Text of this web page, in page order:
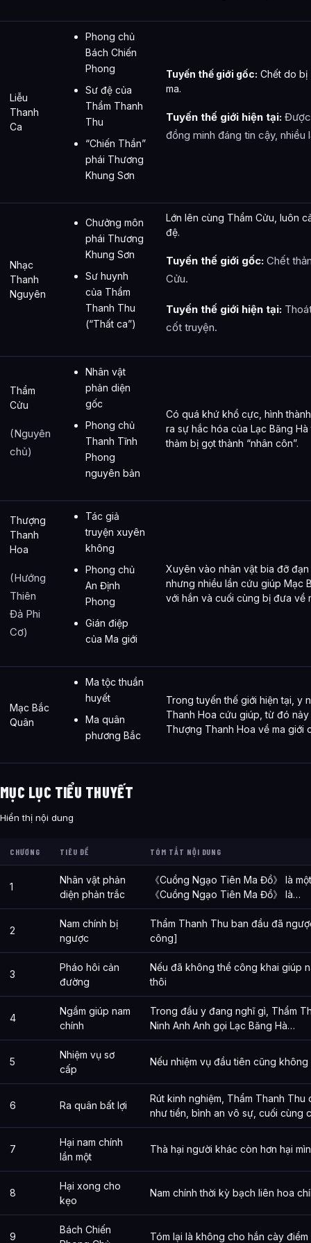
Liễu
Thanh
Ca
Phong chủ
Bách Chiến
Phong
Sư đệ của
Thẩm Thanh
Thu
“Chiến Thần”
phái Thương
Khung Sơn
Tuyến thế giới gốc: Chết do bị
ma.
Tuyến thế giới hiện tại: Được
đồng minh đáng tin cậy, nhiều
Nhạc
Thanh
Nguyên
Chưởng môn
phái Thương
Khung Sơn
Sư huynh
của Thẩm
Thanh Thu
(“Thất ca”)
Lớn lên cùng Thẩm Cửu, luôn
đệ.
Tuyến thế giới gốc: Chết
Cửu.
Tuyến thế giới hiện tại:
cốt truyện.
Thẩm
Cửu
(Nguyên
chủ)
Nhân vật
phản diện
gốc
Phong chủ
Thanh Tĩnh
Phong
nguyên bản
Có quá khứ khổ cực, hình
ra sự hắc hóa của Lạc Băng
thảm bị gọt thành “nhân côn”.
Thượng
Thanh
Hoa
(Hướng
Thiên
Đả Phi
Cơ)
Tác giả
truyện xuyên
không
Phong chủ
An Định
Phong
Gián điệp
của Ma giới
Xuyên vào nhân vật bia đỡ
nhưng nhiều lần cứu giúp Mạc
với hắn và cuối cùng bị đưa về
Mạc Bắc
Quân
Ma tộc thuần
huyết
Ma quân
phương Bắc
Trong tuyến thế giới hiện tại, y
Thanh Hoa cứu giúp, từ đó
Thượng Thanh Hoa về ma giới
MỤC LỤC TIỂU THUYẾT
Hiển thị nội dung
CHƯƠNG TIÊU ĐỀ TÓM TẮT NỘI DUNG
1
Nhân vật phản
diện phản trắc
《Cuồng Ngạo Tiên Ma Đồ》 là
《Cuồng Ngạo Tiên Ma Đồ》 là…
2
Nam chính bị
ngược
Thẩm Thanh Thu ban đầu đã
công]
3
Pháo hôi cản
đường
Nếu đã không thể công khai giúp
thôi
4
Ngầm giúp nam
chính
Trong đầu y đang nghĩ gì, Thẩm
Ninh Anh Anh gọi Lạc Băng Hà…
5
Nhiệm vụ sơ
cấp
Nếu nhiệm vụ đầu tiên cũng
6 Ra quân bất lợi
Rút kinh nghiệm, Thẩm Thanh
như tiền, bình an vô sự, cuối cùng
7
Hại nam chính
lần một
Thà hại người khác còn hơn hại
8
Hại xong cho
kẹo
Nam chính thời kỳ bạch liên hoa
9
Bách Chiến
Tóm lại là không cho hắn cày